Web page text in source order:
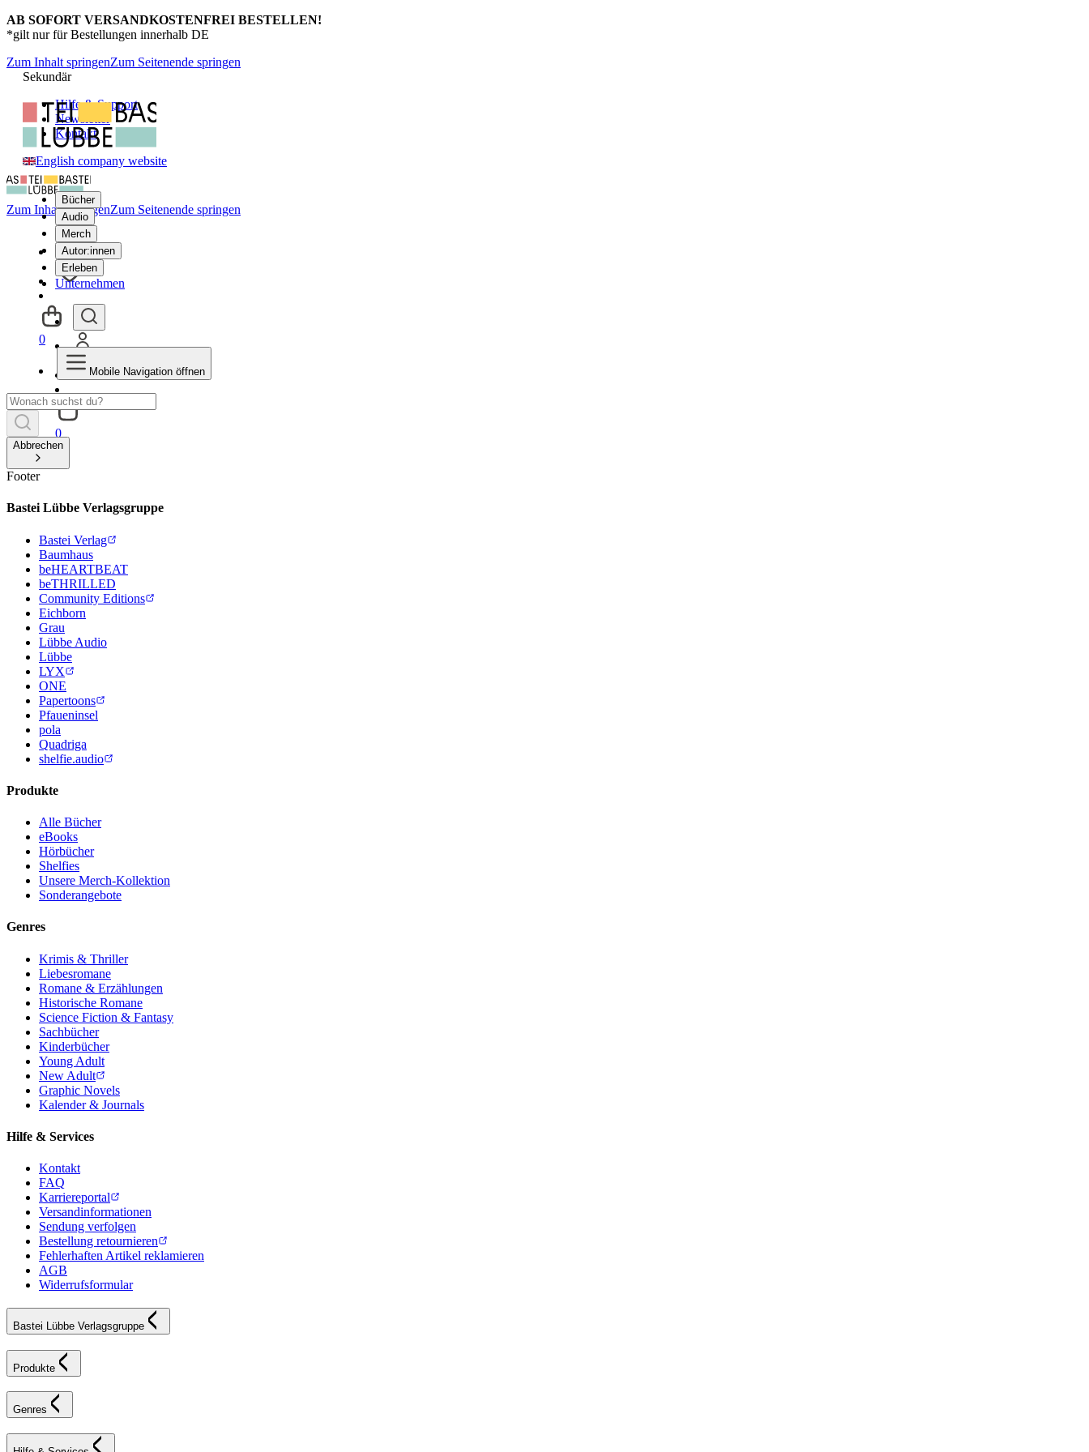
AB SOFORT VERSANDKOSTENFREI BESTELLEN!
*gilt nur für Bestellungen innerhalb DE
Zum Inhalt springenZum Seitenende springen
Sekundär
Hilfe & Support
Newsletter
Kontakt
English company website
Bücher
Audio
Merch
Autor:innen
Erleben
Unternehmen
0
Zum Inhalt springenZum Seitenende springen
0
Mobile Navigation öffnen
Abbrechen
Footer
Bastei Lübbe Verlagsgruppe
Bastei Verlag
Baumhaus
beHEARTBEAT
beTHRILLED
Community Editions
Eichborn
Grau
Lübbe Audio
Lübbe
LYX
ONE
Papertoons
Pfaueninsel
pola
Quadriga
shelfie.audio
Produkte
Alle Bücher
eBooks
Hörbücher
Shelfies
Unsere Merch-Kollektion
Sonderangebote
Genres
Krimis & Thriller
Liebesromane
Romane & Erzählungen
Historische Romane
Science Fiction & Fantasy
Sachbücher
Kinderbücher
Young Adult
New Adult
Graphic Novels
Kalender & Journals
Hilfe & Services
Kontakt
FAQ
Karriereportal
Versandinformationen
Sendung verfolgen
Bestellung retournieren
Fehlerhaften Artikel reklamieren
AGB
Widerrufsformular
Bastei Lübbe Verlagsgruppe
Produkte
Genres